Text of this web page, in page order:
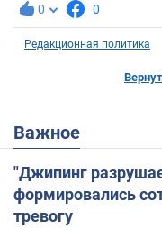
0 0
Редакционная политика
Важное
"Джипинг
формировались
тревогу